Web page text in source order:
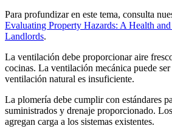
Para profundizar en este tema, consulta
Evaluating Property Hazards: A Health
Landlords.
La ventilación debe proporcionar aire
cocinas. La ventilación mecánica puede
ventilación natural es insuficiente.
La plomería debe cumplir con estándares
suministrados y drenaje proporcionado.
agregan carga a los sistemas existentes.